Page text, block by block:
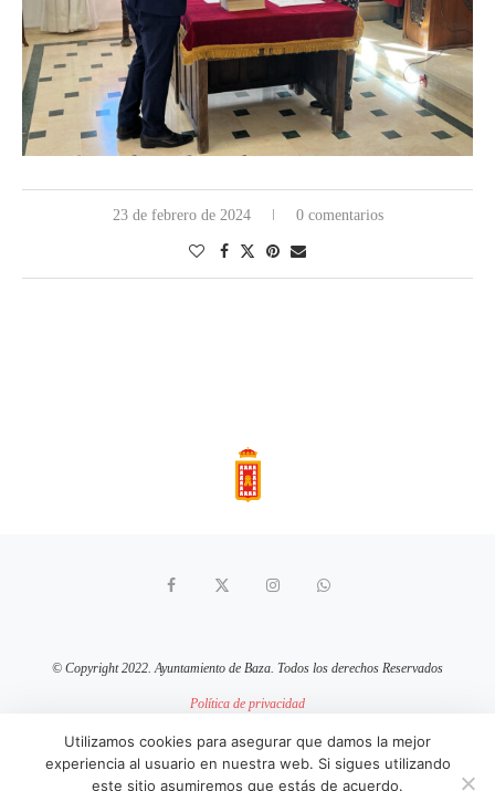
23 de febrero de 2024 0 comentarios
© Copyright 2022. Ayuntamiento de Baza. Todos los derechos Reservados
Política de privacidad
Política de cookies
sitio web mantenido por pixelcero.com
Utilizamos cookies para asegurar que damos la mejor
experiencia al usuario en nuestra web. Si sigues utilizando
este sitio asumiremos que estás de acuerdo.